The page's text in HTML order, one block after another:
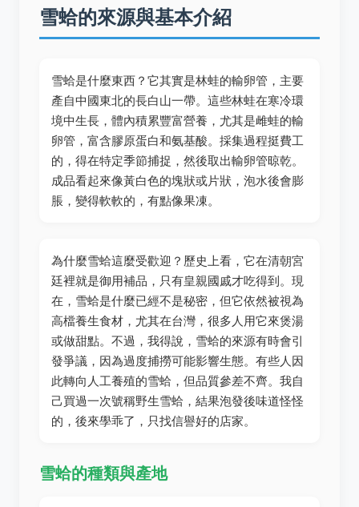
雪蛤的來源與基本介紹
雪蛤是什麼東西？它其實是林蛙的輸卵管，主要
產自中國東北的長白山一帶。這些林蛙在寒冷環
境中生長，體內積累豐富營養，尤其是雌蛙的輸
卵管，富含膠原蛋白和氨基酸。採集過程挺費工
的，得在特定季節捕捉，然後取出輸卵管晾乾。
成品看起來像黃白色的塊狀或片狀，泡水後會膨
脹，變得軟軟的，有點像果凍。
為什麼雪蛤這麼受歡迎？歷史上看，它在清朝宮
廷裡就是御用補品，只有皇親國戚才吃得到。現
在，雪蛤是什麼已經不是秘密，但它依然被視為
高檔養生食材，尤其在台灣，很多人用它來煲湯
或做甜點。不過，我得說，雪蛤的來源有時會引
發爭議，因為過度捕撈可能影響生態。有些人因
此轉向人工養殖的雪蛤，但品質參差不齊。我自
己買過一次號稱野生雪蛤，結果泡發後味道怪怪
的，後來學乖了，只找信譽好的店家。
雪蛤的種類與產地